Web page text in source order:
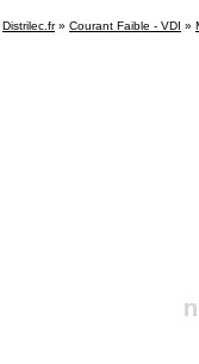
Distrilec.fr» Courant Faible - VDI »